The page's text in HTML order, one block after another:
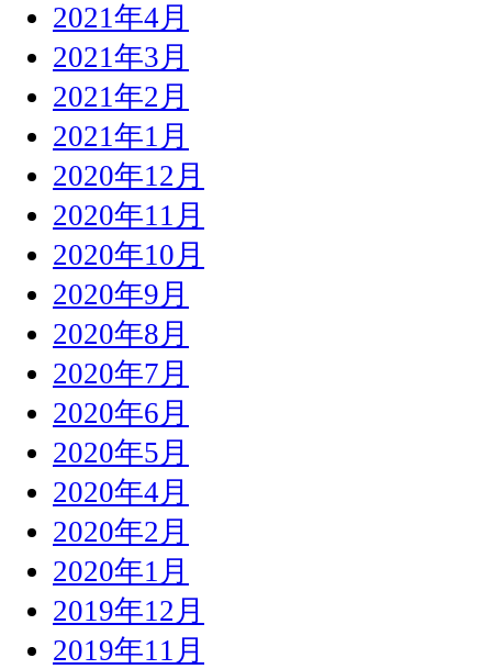
2021年4月
2021年3月
2021年2月
2021年1月
2020年12月
2020年11月
2020年10月
2020年9月
2020年8月
2020年7月
2020年6月
2020年5月
2020年4月
2020年2月
2020年1月
2019年12月
2019年11月